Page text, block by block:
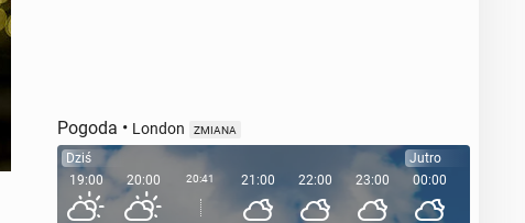
Pogoda • London ZMIANA
Dziś
19:00
20:00 20:41 21:00 22:00 23:00
Jutro
00:00